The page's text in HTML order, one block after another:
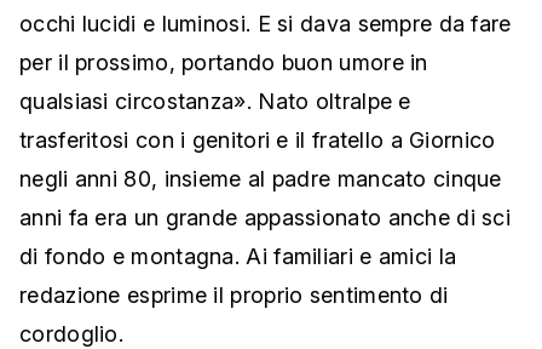
occhi lucidi e luminosi. E si dava sempre da fare
per il prossimo, portando buon umore in
qualsiasi circostanza». Nato oltralpe e
trasferitosi con i genitori e il fratello a Giornico
negli anni 80, insieme al padre mancato cinque
anni fa era un grande appassionato anche di sci
di fondo e montagna. Ai familiari e amici la
redazione esprime il proprio sentimento di
cordoglio.